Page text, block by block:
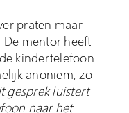
praten maar
mentor heeft
kindertelefoon
anoniem, zo
gesprek luistert
naar het